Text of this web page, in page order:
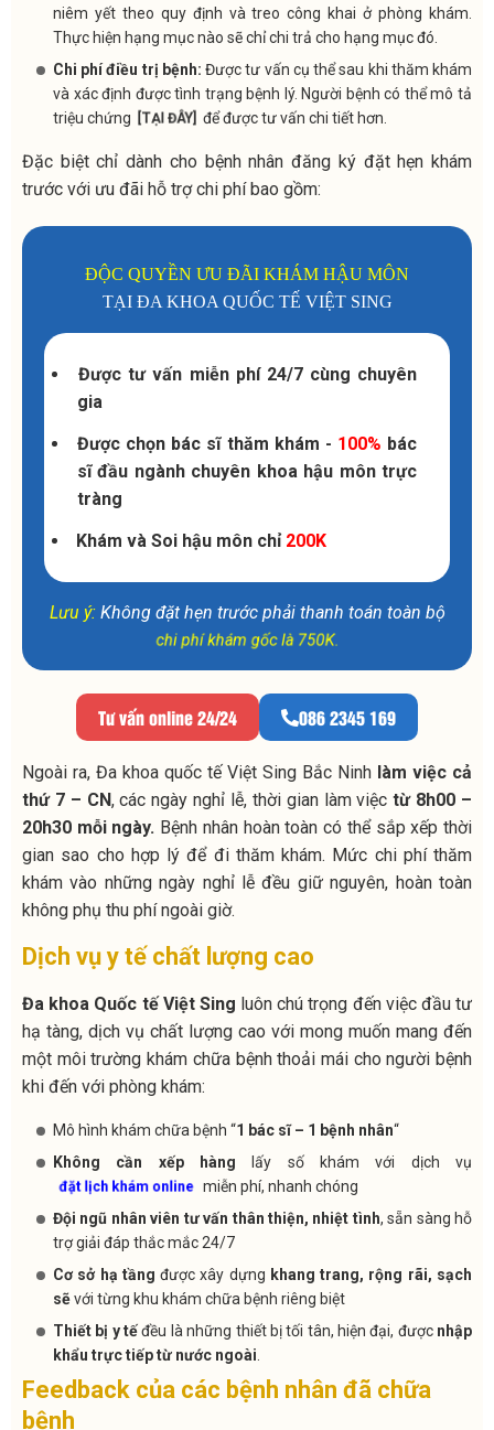
niêm yết theo quy định và treo công khai ở phòng khám.
Thực hiện hạng mục nào sẽ chỉ chi trả cho hạng mục đó.
Chi phí điều trị bệnh: Được tư vấn cụ thể sau khi thăm khám
và xác định được tình trạng bệnh lý. Người bệnh có thể mô tả
triệu chứng
[TẠI ĐÂY] để được tư vấn chi tiết hơn.
Đặc biệt chỉ dành cho bệnh nhân đăng ký đặt hẹn khám
trước với ưu đãi hỗ trợ chi phí bao gồm:
ĐỘC QUYỀN ƯU ĐÃI KHÁM HẬU MÔN
TẠI ĐA KHOA QUỐC TẾ VIỆT SING
Được tư vấn miễn phí 24/7 cùng chuyên
gia
Được chọn bác sĩ thăm khám - 100% bác
sĩ đầu ngành chuyên khoa hậu môn trực
tràng
Khám và Soi hậu môn chỉ 200K
Lưu ý:Không đặt hẹn trước phải thanh toán toàn bộ
chi phí khám gốc là 750K.
Tư vấn online 24/24 086 2345 169
Ngoài ra, Đa khoa quốc tế Việt Sing Bắc Ninh làm việc cả
thứ 7 – CN, các ngày nghỉ lễ, thời gian làm việctừ 8h00 –
20h30 mỗi ngày. Bệnh nhân hoàn toàn có thể sắp xếp thời
gian sao cho hợp lý để đi thăm khám. Mức chi phí thăm
khám vào những ngày nghỉ lễ đều giữ nguyên, hoàn toàn
không phụ thu phí ngoài giờ.
Dịch vụ y tế chất lượng cao
Đa khoa Quốc tế Việt Sing luôn chú trọng đến việc đầu tư
hạ tàng, dịch vụ chất lượng cao với mong muốn mang đến
một môi trường khám chữa bệnh thoải mái cho người bệnh
khi đến với phòng khám:
Mô hình khám chữa bệnh “1 bác sĩ – 1 bệnh nhân“
Không cần xếp hàng lấy số khám với dịch vụ
đặt lịch khám online miễn phí, nhanh chóng
Đội ngũ nhân viên tư vấn thân thiện, nhiệt tình, sẵn sàng hỗ
trợ giải đáp thắc mắc 24/7
Cơ sở hạ tầng được xây dựng khang trang, rộng rãi, sạch
sẽvới từng khu khám chữa bệnh riêng biệt
Thiết bị y tếđều là những thiết bị tối tân, hiện đại, được nhập
khẩu trực tiếp từ nước ngoài.
Feedback của các bệnh nhân đã chữa
bệnh